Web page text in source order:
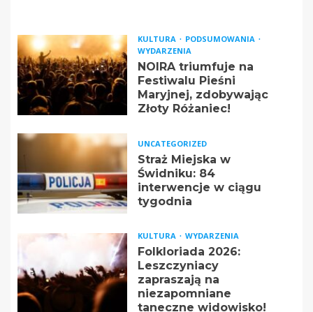
KULTURA
PODSUMOWANIA
WYDARZENIA
NOIRA triumfuje na
Festiwalu Pieśni
Maryjnej, zdobywając
Złoty Różaniec!
UNCATEGORIZED
Straż Miejska w
Świdniku: 84
interwencje w ciągu
tygodnia
KULTURA WYDARZENIA
Folkloriada 2026:
Leszczyniacy
zapraszają na
niezapomniane
taneczne widowisko!